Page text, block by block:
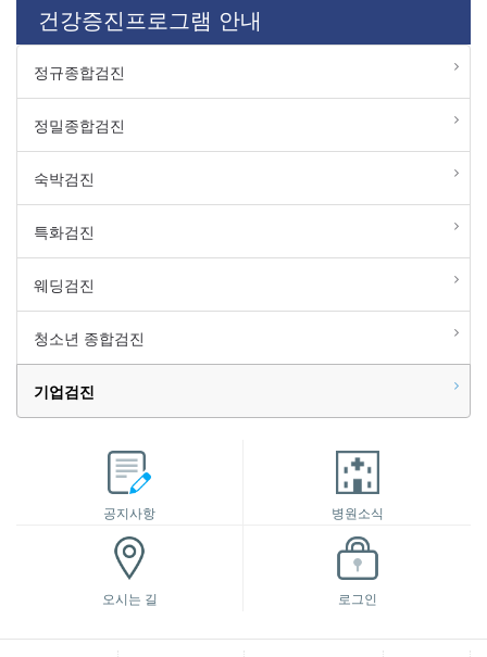
건강증진프로그램 안내
정규종합검진
정밀종합검진
숙박검진
특화검진
웨딩검진
청소년 종합검진
기업검진
공지사항 병원소식
오시는 길 로그인